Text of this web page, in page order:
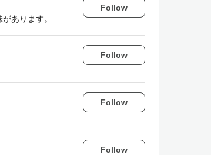
あります。
Follow
Follow
Follow
Follow